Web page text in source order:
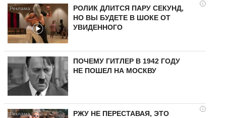
i
РОЛИК ДЛИТСЯ ПАРУ СЕКУНД,
НО ВЫ БУДЕТЕ В ШОКЕ ОТ
УВИДЕННОГО
ПОЧЕМУ ГИТЛЕР В 1942 ГОДУ
НЕ ПОШЕЛ НА МОСКВУ
i
РЖУ НЕ ПЕРЕСТАВАЯ, ЭТО